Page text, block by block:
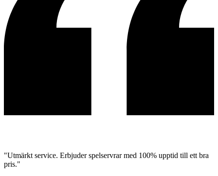
"Utmärkt service. Erbjuder spelservrar med 100% upptid till ett bra
pris."